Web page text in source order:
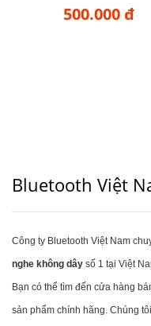
500.000 đ
Bluetooth Việt
Công ty Bluetooth Việt Nam
nghe không dây số 1 tại Việt
Bạn có thể tìm đến cửa hàng
sản phẩm chính hãng. Chúng